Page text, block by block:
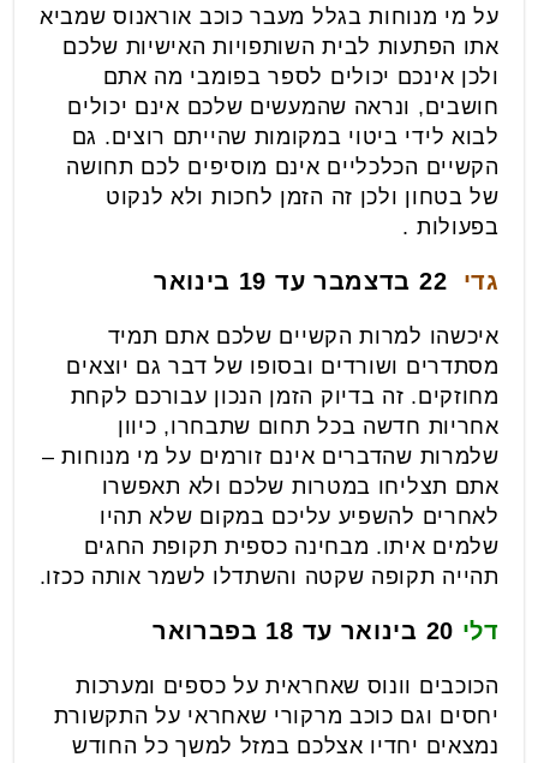
על מי מנוחות בגלל מעבר כוכב אוראנוס שמביא
אתו הפתעות לבית השותפויות האישיות שלכם
ולכן אינכם יכולים לספר בפומבי מה אתם
חושבים, ונראה שהמעשים שלכם אינם יכולים
לבוא לידי ביטוי במקומות שהייתם רוצים. גם
הקשיים הכלכליים אינם מוסיפים לכם תחושה
של בטחון ולכן זה הזמן לחכות ולא לנקוט
בפעולות .
גדי
איכשהו למרות הקשיים שלכם אתם תמיד
מסתדרים ושורדים ובסופו של דבר גם יוצאים
מחוזקים. זה בדיוק הזמן הנכון עבורכם לקחת
אחריות חדשה בכל תחום שתבחרו, כיוון
שלמרות שהדברים אינם זורמים על מי מנוחות –
אתם תצליחו במטרות שלכם ולא תאפשרו
לאחרים להשפיע עליכם במקום שלא תהיו
שלמים איתו. מבחינה כספית תקופת החגים
תהייה תקופה שקטה והשתדלו לשמר אותה ככזו.
דלי
הכוכבים וונוס שאחראית על כספים ומערכות
יחסים וגם כוכב מרקורי שאחראי על התקשורת
נמצאים יחדיו אצלכם במזל למשך כל החודש